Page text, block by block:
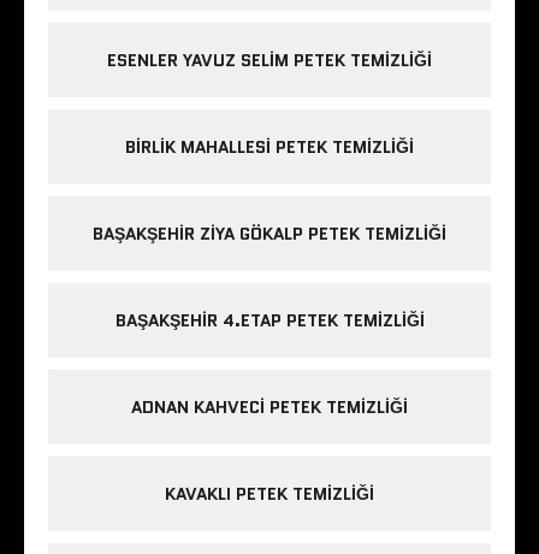
ESENLER YAVUZ SELIM PETEK TEMIZLIĞI
BIRLIK MAHALLESI PETEK TEMIZLIĞI
BAŞAKŞEHIR ZIYA GÖKALP PETEK TEMIZLIĞI
BAŞAKŞEHIR 4.ETAP PETEK TEMIZLIĞI
ADNAN KAHVECI PETEK TEMIZLIĞI
KAVAKLI PETEK TEMIZLIĞI